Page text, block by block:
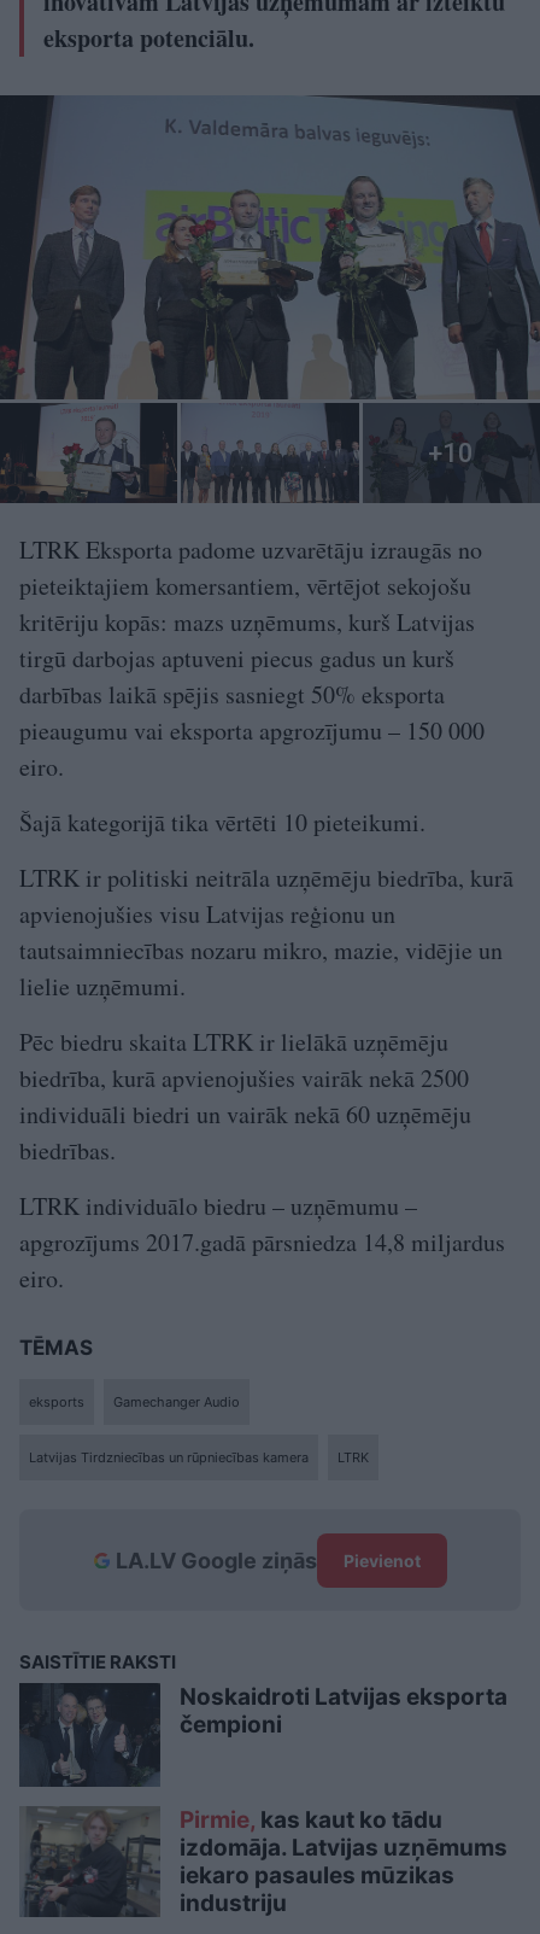
eksporta potenciālu.
LTRK Eksporta padome uzvarētāju izraugās no
pieteiktajiem komersantiem, vērtējot sekojošu
kritēriju kopās: mazs uzņēmums, kurš Latvijas
tirgū darbojas aptuveni piecus gadus un kurš
darbības laikā spējis sasniegt 50% eksporta
pieaugumu vai eksporta apgrozījumu – 150 000
eiro.
Šajā kategorijā tika vērtēti 10 pieteikumi.
LTRK ir politiski neitrāla uzņēmēju biedrība, kurā
apvienojušies visu Latvijas reģionu un
tautsaimniecības nozaru mikro, mazie, vidējie un
lielie uzņēmumi.
Pēc biedru skaita LTRK ir lielākā uzņēmēju
biedrība, kurā apvienojušies vairāk nekā 2500
individuāli biedri un vairāk nekā 60 uzņēmēju
biedrības.
LTRK individuālo biedru – uzņēmumu –
apgrozījums 2017.gadā pārsniedza 14,8 miljardus
eiro.
TĒMAS
eksports Gamechanger Audio
Latvijas Tirdzniecības un rūpniecības kamera LTRK
LA.LV Google ziņās Pievienot
SAISTĪTIE RAKSTI
Noskaidroti Latvijas eksporta
čempioni
Pirmie, kas kaut ko tādu
izdomāja. Latvijas uzņēmums
iekaro pasaules mūzikas
industriju